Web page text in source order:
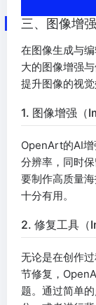
三、图像增
在图像生成与
大的图像增强
提升图像的视
1. 图像增强（
OpenArt的AI增
分辨率，同时
要制作高质量
十分有用。
2. 修复工具（
无论是在创作
节修复，
题。通过简单